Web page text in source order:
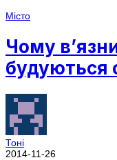
Місто
Чому
будуються
Тоні
2014-11-26